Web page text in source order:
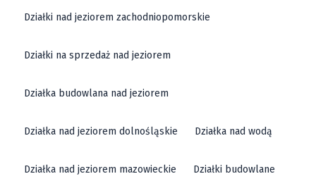
Działki nad jeziorem zachodniopomorskie
Działki na sprzedaż nad jeziorem
Działka budowlana nad jeziorem
Działka nad jeziorem dolnośląskie Działka nad wodą
Działka nad jeziorem mazowieckie Działki budowlane